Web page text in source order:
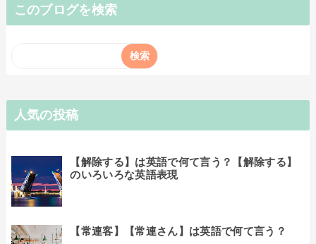
このブログを検索
人気の投稿
【解除する】は英語で何て言う？【解除する】
のいろいろな英語表現
【常連客】【常連さん】は英語で何て言う？